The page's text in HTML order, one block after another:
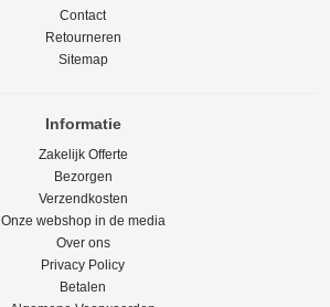
Contact
Retourneren
Sitemap
Informatie
Zakelijk Offerte
Bezorgen
Verzendkosten
Onze webshop in de media
Over ons
Privacy Policy
Betalen